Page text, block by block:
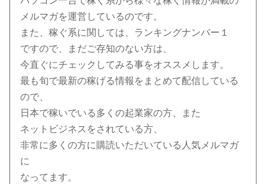
メルマガを運営しているのです。
また、稼ぐ系に関しては、ランキングナンバー１
ですので、まだご存知のない方は、
今直ぐにチェックしてみる事をオススメします。
最も旬で最新の稼げる情報をまとめて配信している
ので、
日本で稼いでいる多くの起業家の方、また
ネットビジネスをされている方、
非常に多くの方に購読いただいている人気メルマガ
に
なってます。